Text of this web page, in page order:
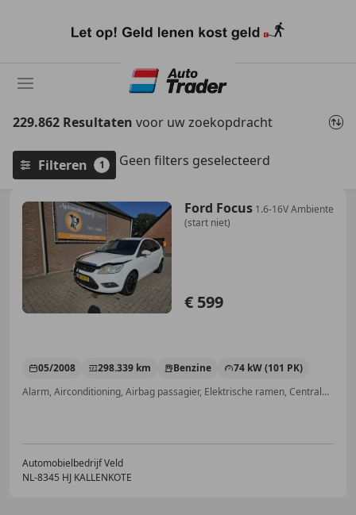
naar
229.862 Resultaten voor uw zoekopdracht
Filteren 1 Geen filters geselecteerd
Ford Focus 1.6-16V Ambiente
(start niet)
€ 599
05/2008 298.339 km Benzine
74 kW (101 PK)
Alarm, Airconditioning, Airbag passagier, Elektrische ramen, Centrale vergrendeling
Automobielbedrijf Veld
NL-8345 HJ KALLENKOTE